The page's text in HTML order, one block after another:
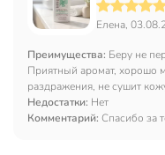
Елена,
Преимущества: Беру не
Приятный аромат, хорошо
раздражения, не сушит
Недостатки: Нет
Комментарий: Спасибо за